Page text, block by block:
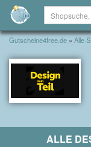
Gutscheine4free.de » Alle
ALLE